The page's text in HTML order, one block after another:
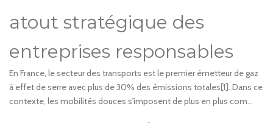
atout stratégique des
entreprises responsables
En France, le secteur des transports est le premier émetteur de gaz
à effet de serre avec plus de 30% des émissions totales[1]. Dans ce
contexte, les mobilités douces s'imposent de plus en plus com...